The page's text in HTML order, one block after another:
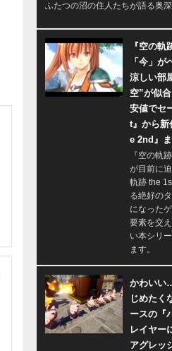
ふたつの沼の住人たちが語る奥深
『空の
「今」が
涼しい部
空”が似
安値でセ
t』から新
e 2nd』
『空の軌
が目前に
軌跡 the
る絶好の
になった
要素を交
い本シリ
ます。
かわいい
じめたく
ースの『
レイヤー
アグレッ